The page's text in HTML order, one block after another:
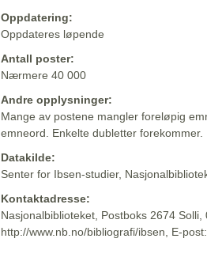
Oppdatering:
Oppdateres løpende
Antall poster:
Nærmere 40 000
Andre opplysninger:
Mange av postene mangler foreløpig
emneord. Enkelte dubletter forekommer.
Datakilde:
Senter for Ibsen-studier,
Kontaktadresse:
Nasjonalbiblioteket, Postboks 2674
http://www.nb.no/bibliografi/ibsen, E-